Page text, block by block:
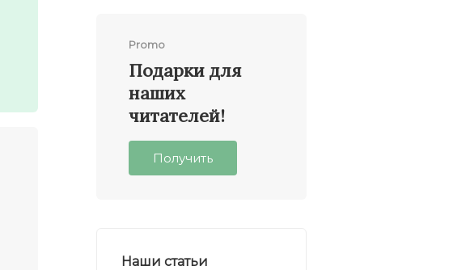
Фобии и мании
Психология в быту
Promo
Подарки для
наших
читателей!
Получить
Наши статьи